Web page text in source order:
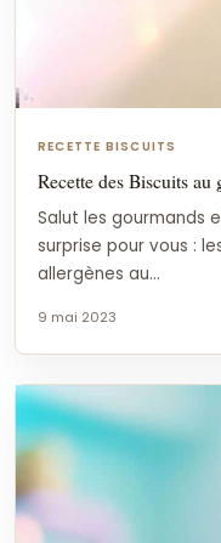
RECETTE BISCUITS
Recette des Biscuits
Salut les gourmands
surprise pour vous :
allergènes au...
9 mai 2023